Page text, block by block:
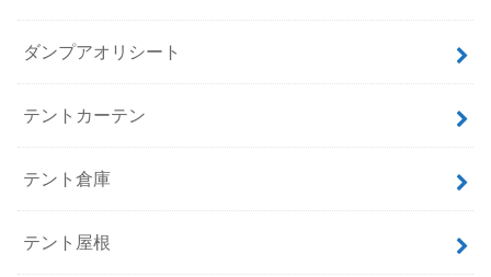
ダンプアオリシート
テントカーテン
テント倉庫
テント屋根